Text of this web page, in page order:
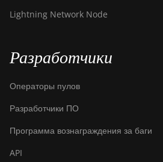
Lightning Network Node
Разработчики
Операторы пулов
Разработчики ПО
Программа вознаграждения за баги
API